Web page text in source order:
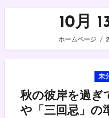
10月
ホームページ
未
秋の彼岸を過ぎ
や「三回忌」の